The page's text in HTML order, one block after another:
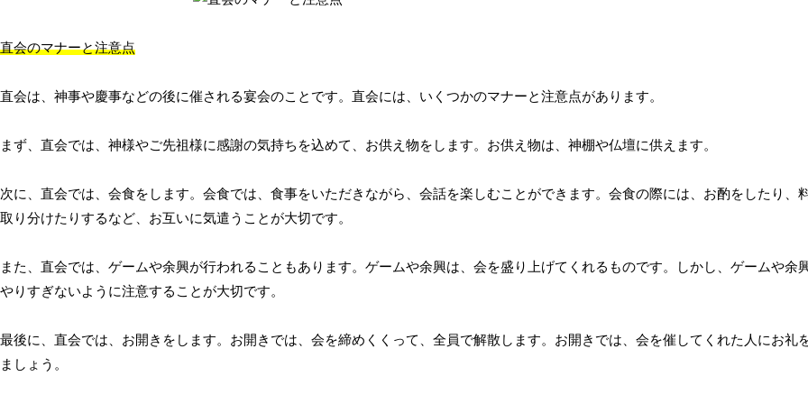
直会のマナーと注意点
直会は、神事や慶事などの後に催される宴会のことです。直会には、いくつかのマナーと注意点があります。
まず、直会では、神様やご先祖様に感謝の気持ちを込めて、お供え物をします。お供え物は、神棚や仏壇に供えます。
次に、直会では、会食をします。会食では、食事をいただきながら、会話を楽しむことができます。会食の際には、お酌をしたり、
取り分けたりするなど、お互いに気遣うことが大切です。
また、直会では、ゲームや余興が行われることもあります。ゲームや余興は、会を盛り上げてくれるものです。しかし、ゲームや余興
やりすぎないように注意することが大切です。
最後に、直会では、お開きをします。お開きでは、会を締めくくって、全員で解散します。お開きでは、会を催してくれた人にお礼
ましょう。